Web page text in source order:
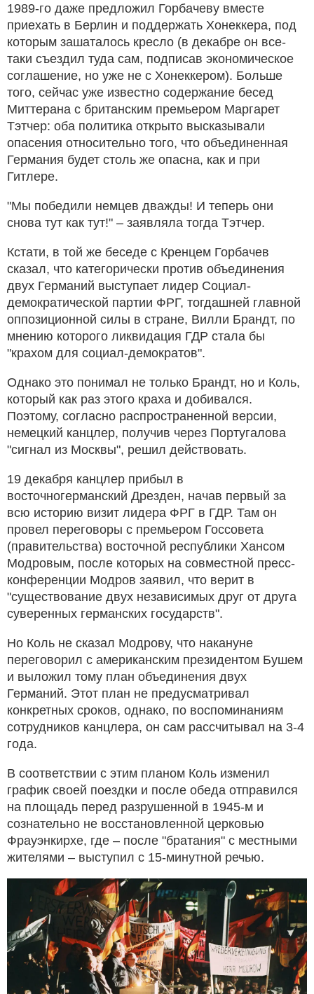
1989-го даже предложил Горбачеву вместе
приехать в Берлин и поддержать Хонеккера, под
которым зашаталось кресло (в декабре он все-
таки съездил туда сам, подписав экономическое
соглашение, но уже не с Хонеккером). Больше
того, сейчас уже известно содержание бесед
Миттерана с британским премьером Маргарет
Тэтчер: оба политика открыто высказывали
опасения относительно того, что объединенная
Германия будет столь же опасна, как и при
Гитлере.
"Мы победили немцев дважды! И теперь они
снова тут как тут!" – заявляла тогда Тэтчер.
Кстати, в той же беседе с Кренцем Горбачев
сказал, что категорически против объединения
двух Германий выступает лидер Социал-
демократической партии ФРГ, тогдашней главной
оппозиционной силы в стране, Вилли Брандт, по
мнению которого ликвидация ГДР стала бы
"крахом для социал-демократов".
Однако это понимал не только Брандт, но и Коль,
который как раз этого краха и добивался.
Поэтому, согласно распространенной версии,
немецкий канцлер, получив через Португалова
"сигнал из Москвы", решил действовать.
19 декабря канцлер прибыл в
восточногерманский Дрезден, начав первый за
всю историю визит лидера ФРГ в ГДР. Там он
провел переговоры с премьером Госсовета
(правительства) восточной республики Хансом
Модровым, после которых на совместной пресс-
конференции Модров заявил, что верит в
"существование двух независимых друг от друга
суверенных германских государств".
Но Коль не сказал Модрову, что накануне
переговорил с американским президентом Бушем
и выложил тому план объединения двух
Германий. Этот план не предусматривал
конкретных сроков, однако, по воспоминаниям
сотрудников канцлера, он сам рассчитывал на 3-4
года.
В соответствии с этим планом Коль изменил
график своей поездки и после обеда отправился
на площадь перед разрушенной в 1945-м и
сознательно не восстановленной церковью
Фрауэнкирхе, где – после "братания" с местными
жителями – выступил с 15-минутной речью.